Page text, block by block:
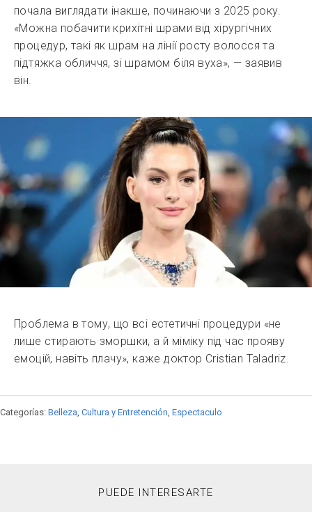
почала виглядати інакше, починаючи з 2025 року.
«Можна побачити крихітні шрами від хірургічних
процедур, такі як шрам на лінії росту волосся та
підтяжка обличчя, зі шрамом біля вуха», — заявив
він.
Проблема в тому, що всі естетичні процедури «не
лише стирають зморшки, а й міміку під час прояву
емоцій, навіть плачу», каже доктор Cristian Taladriz.
Categorías: Belleza Cultura y Entretención Espectaculo
PUEDE INTERESARTE